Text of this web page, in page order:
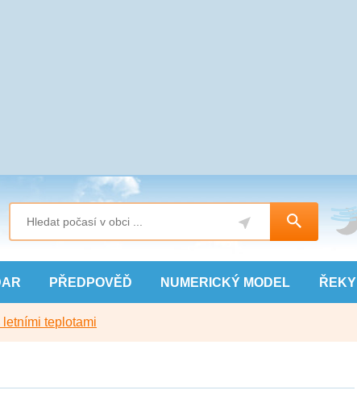
PŘEDPOVĚĎ NUMERICKÝ MODEL ŘEKY
teplotami